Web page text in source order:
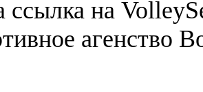
ссылка на
агенство